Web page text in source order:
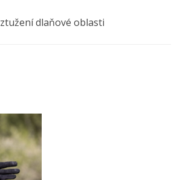
dlaňové oblasti